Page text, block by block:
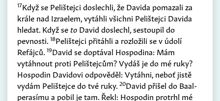
17Když se Pelištejci doslechli, že Davida pomazali za
krále nad Izraelem, vytáhli všichni Pelištejci Davida
hledat. Když se to David doslechl, sestoupil do
pevnosti. 18Pelištejci přitáhli a rozložili se v údolí
Refájců. 19David se doptával Hospodina: Mám
vytáhnout proti Pelištejcům? Vydáš je do mé ruky?
Hospodin Davidovi odpověděl: Vytáhni, neboť jistě
vydám Pelištejce do tvé ruky. 20David přišel do Baal-
perasímu a pobil je tam. Řekl: Hospodin protrhl mé